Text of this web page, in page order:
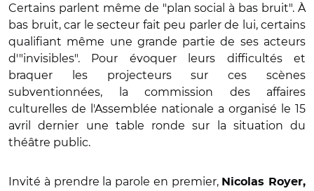
Certains parlent même de "plan social à bas bruit". À
bas bruit, car le secteur fait peu parler de lui, certains
qualifiant même une grande partie de ses acteurs
d'"invisibles". Pour évoquer leurs difficultés et
braquer les projecteurs sur ces scènes
subventionnées, la commission des affaires
culturelles de l'Assemblée nationale a organisé le 15
avril dernier une table ronde sur la situation du
théâtre public.
Invité à prendre la parole en premier, Nicolas Royer,